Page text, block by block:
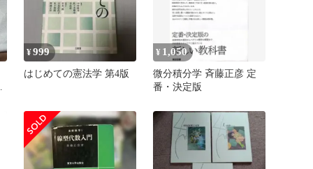
¥999
はじめての憲法学 第4版
¥ 1,050
微分積分学 斉藤正彦 定
番・決定版